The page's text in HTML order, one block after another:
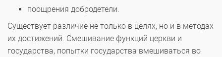
поощрения добродетели.
Существует различие не только в целях, но и в методах
их достижений. Смешивание функций церкви и
государства, попытки государства вмешиваться во